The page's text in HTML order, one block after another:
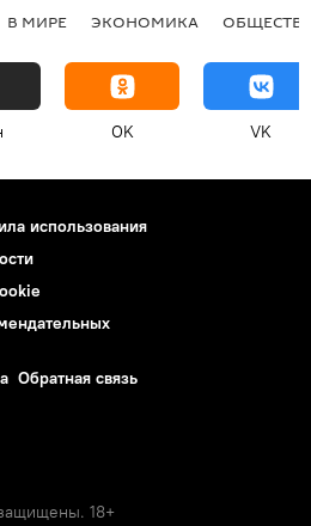
В МИРЕ ЭКОНОМИКА
OK VK
использования
Обратная связь
18+